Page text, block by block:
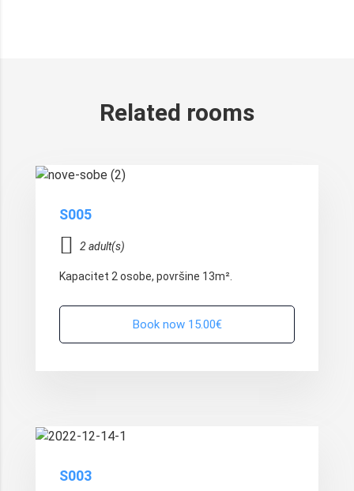
Related rooms
S005
2 adult(s)
Kapacitet 2 osobe, površine 13m².
Book now 15.00€
S003